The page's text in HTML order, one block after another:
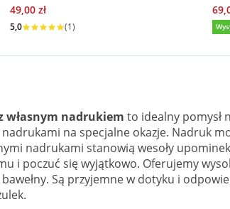
49,00 zł
Wysyłka w 1 dzień
własnym nadrukiem to idealny pomysł
na specjalne okazje. Nadruk
nadrukami stanowią wesoły
i poczuć się wyjątkowo. Oferujemy
Są przyjemne w dotyku i